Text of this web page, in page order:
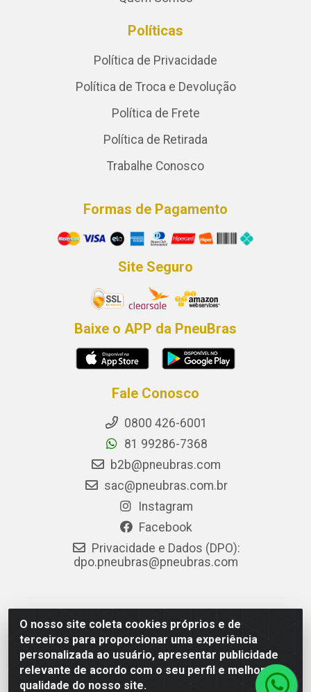
O nosso site coleta cookies próprios e de
terceiros para proporcionar uma experiência
personalizada ao usuário, apresentar publicidade
relevante de acordo com o seu perfil e melhorar a
qualidade do nosso site.
Políticas
Política de Privacidade
Política de Troca e Devolução
Política de Frete
Política de Retirada
Trabalhe Conosco
Formas de Pagamento
Site Seguro
Baixe o APP da PneuBras
Fale Conosco
0800 426-6001
81 99286-7368
b2b@pneubras.com
sac@pneubras.com.br
Instagram
Facebook
Privacidade e Dados (DPO):
dpo.pneubras@pneubras.com
PneuBras - Rodovia BR-101, KM 82 - Prazeres,
Jaboatão dos Guararapes/PE - CEP 54.335-000 - CNPJ
08.678.386/0001-05 - Pneubras Comércio de Pneus
Ltda